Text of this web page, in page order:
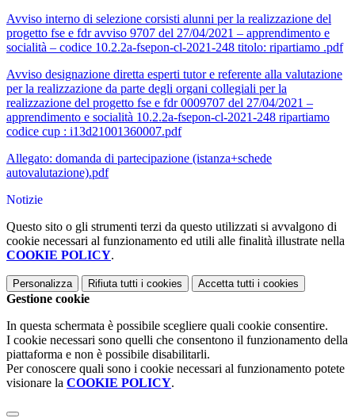
Avviso interno di selezione corsisti alunni per la realizzazione del
progetto fse e fdr avviso 9707 del 27/04/2021 – apprendimento e
socialità – codice 10.2.2a-fsepon-cl-2021-248 titolo: ripartiamo .pdf
Avviso designazione diretta esperti tutor e referente alla valutazione
per la realizzazione da parte degli organi collegiali per la
realizzazione del progetto fse e fdr 0009707 del 27/04/2021 –
apprendimento e socialità 10.2.2a-fsepon-cl-2021-248 ripartiamo
codice cup : i13d21001360007.pdf
Allegato: domanda di partecipazione (istanza+schede
autovalutazione).pdf
Notizie
Questo sito o gli strumenti terzi da questo utilizzati si avvalgono di
cookie necessari al funzionamento ed utili alle finalità illustrate nella
COOKIE POLICY.
Personalizza Rifiuta tutti i cookies Accetta tutti i cookies
Gestione cookie
In questa schermata è possibile scegliere quali cookie consentire.
I cookie necessari sono quelli che consentono il funzionamento della
piattaforma e non è possibile disabilitarli.
Per conoscere quali sono i cookie necessari al funzionamento potete
visionare la COOKIE POLICY.